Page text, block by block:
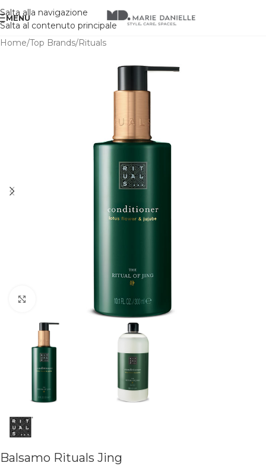
Salta alla navigazione
Salta al contenuto principale
MENU
Home/Top Brands/Rituals
Clicca per ingrandire
Balsamo Rituals Jing